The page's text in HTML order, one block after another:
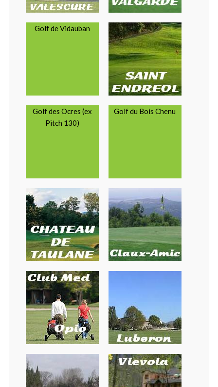
Golf de Vidauban
Golf des Ocres (ex
Pitch 130)
Golf du Bois Chenu